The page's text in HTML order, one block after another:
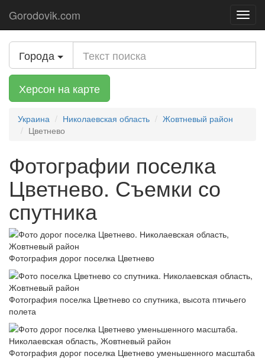
Gorodovik.com
Города
Херсон на карте
Украина Николаевская область
Жовтневый район
Цветнево
Фотографии поселка
Цветнево. Съемки со
спутника
Фотография дорог поселка Цветнево
Фотография поселка Цветнево со спутника, высота птичьего
полета
Фотография дорог поселка Цветнево уменьшенного масштаба